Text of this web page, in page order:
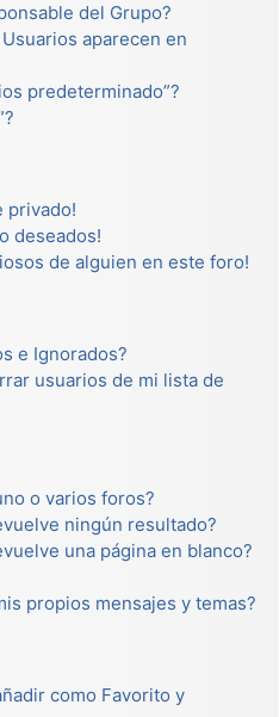
del Grupo?
aparecen en
predeterminado”?
privado!
deseados!
de alguien en este foro!
e Ignorados?
usuarios de mi lista de
o varios foros?
ningún resultado?
una página en blanco?
propios mensajes y temas?
como Favorito y